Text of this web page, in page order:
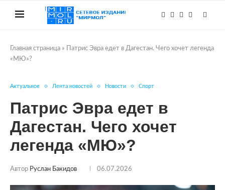
Главная страница »
Патрис Эвра едет в Дагестан. Чего хочет легенда
«МЮ»?
Актуальное Лента новостей Новости Спорт
Патрис Эвра едет в
Дагестан. Чего хочет
легенда «МЮ»?
Автор Руслан Бакидов 06.07.2026